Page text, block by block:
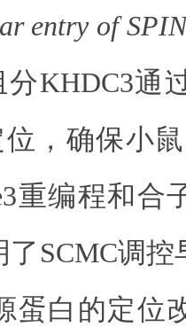
entry of
分KHDC3通
位，确保小
重编程和合
SCMC调
蛋白的定位